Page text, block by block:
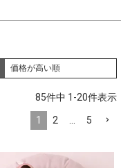
価格が高い順
85件中 1 -20件表示
1 2 5